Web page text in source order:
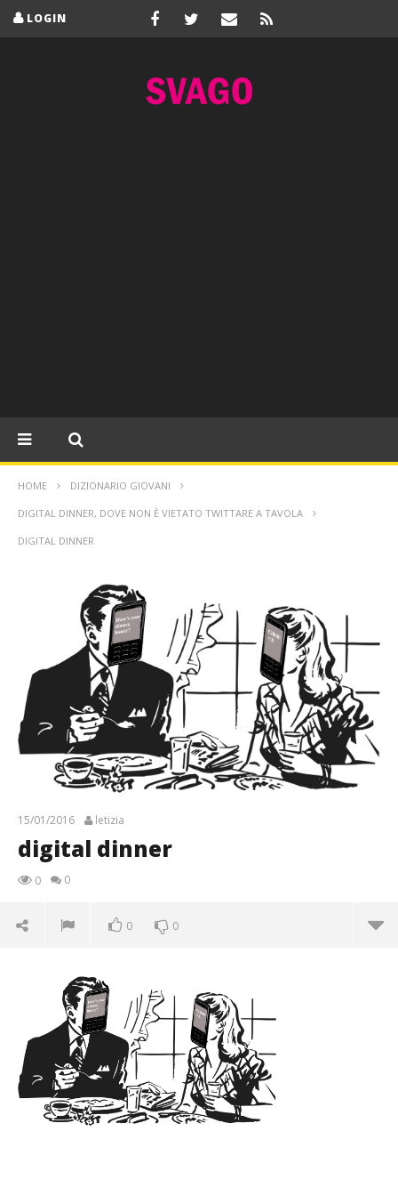
LOGIN
HOME DIZIONARIO GIOVANI
DIGITAL DINNER, DOVE NON È VIETATO TWITTARE A TAVOLA
DIGITAL DINNER
15/01/2016 letizia
digital dinner
0 0
0 0
15/01/2016
letizia